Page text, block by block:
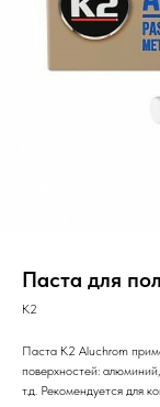
Паста для
K2
Паста K2 Aluchrom
поверхностей:
т.д. Рекомендуется для